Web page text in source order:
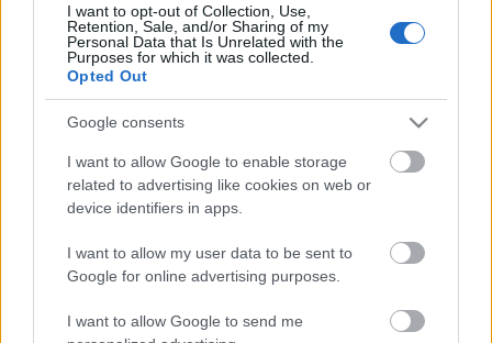
I want to opt-out of Collection, Use,
Retention, Sale, and/or Sharing of my
Personal Data that Is Unrelated with the
Purposes for which it was collected.
Opted Out
Google consents
I want to allow Google to enable storage
related to advertising like cookies on web or
device identifiers in apps.
I want to allow my user data to be sent to
Google for online advertising purposes.
I want to allow Google to send me
Címkék:ganxsta zolee és a kartel
Ajánlott bejegyzések: